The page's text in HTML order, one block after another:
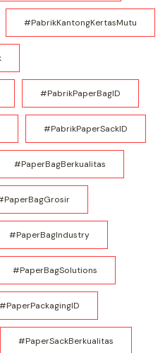
#PabrikKantongKertasMutu
#PabrikPaperBagID
#PabrikPaperSackID
#PaperBagBerkualitas
#PaperBagIndustry
#PaperBagSolutions
#PaperPackagingID
#PaperSackBerkualitas